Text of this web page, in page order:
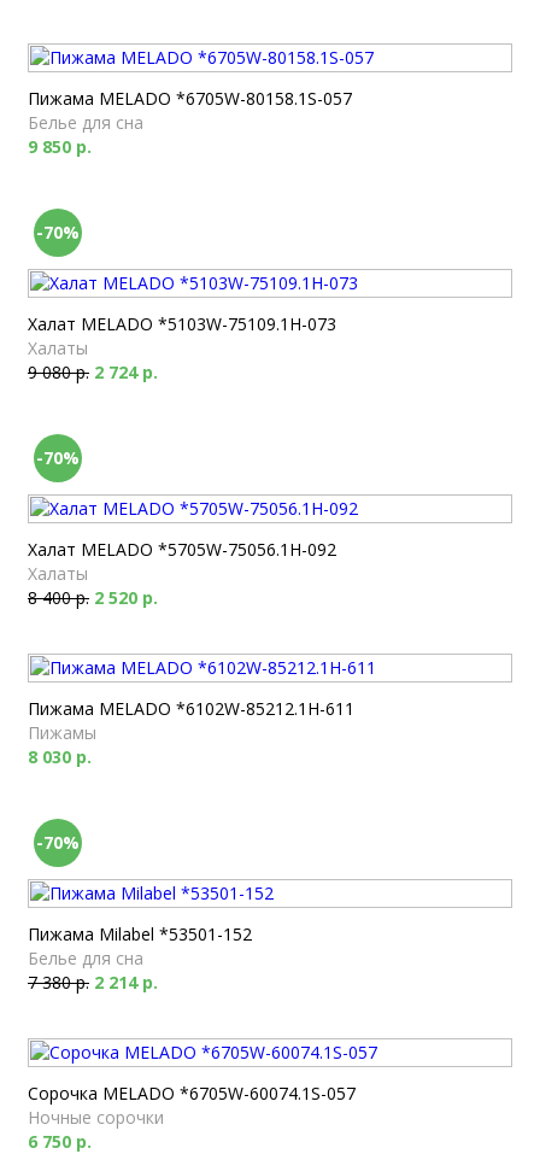
Пижама MELADO *6705W-80158.1S-057
Белье для сна
9 850 р.
-70%
Халат MELADO *5103W-75109.1H-073
Халаты
9 080 р. 2 724 р.
-70%
Халат MELADO *5705W-75056.1H-092
Халаты
8 400 р. 2 520 р.
Пижама MELADO *6102W-85212.1H-611
Пижамы
8 030 р.
-70%
Пижама Milabel *53501-152
Белье для сна
7 380 р. 2 214 р.
Сорочка MELADO *6705W-60074.1S-057
Ночные сорочки
6 750 р.